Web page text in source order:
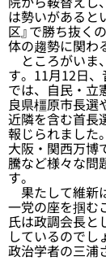
は勢いがあると
区』で勝ち抜く
体の趨勢に関わ
ところがいま
す。11月12日
では、自民・立
良県橿原市長選
近隣を含む首長
報じられました
大阪・関西万博
騰など様々な問
す。
果たして維新
一党の座を掴む
氏は政調会長と
しているのでし
政治学者の三浦